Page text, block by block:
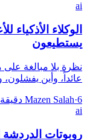
ai
الوكلاء
يستطيعون
نظرة بلا مبالغة على
عائداً، وأين
Mazen Salah·6 دقيقة قراءة
ai
روبوتات الدردشة